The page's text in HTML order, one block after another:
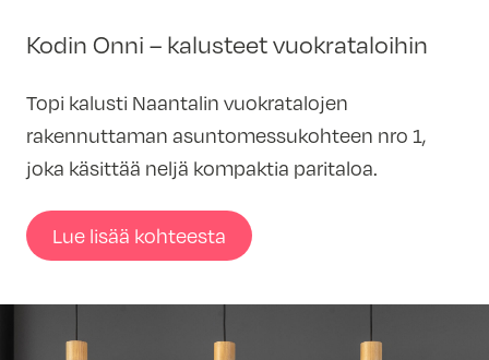
Kodin Onni – kalusteet vuokrataloihin
Topi kalusti Naantalin vuokratalojen
rakennuttaman asuntomessukohteen nro 1,
joka käsittää neljä kompaktia paritaloa.
Lue lisää kohteesta